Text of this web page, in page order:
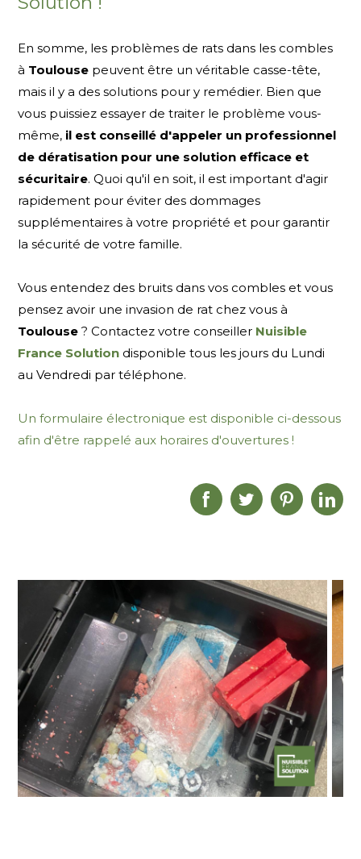
En somme, les problèmes de rats dans les combles
à Toulouse peuvent être un véritable casse-tête,
mais il y a des solutions pour y remédier. Bien que
vous puissiez essayer de traiter le problème vous-
même, il est conseillé d'appeler un professionnel
de dératisation pour une solution efficace et
sécuritaire. Quoi qu'il en soit, il est important d'agir
rapidement pour éviter des dommages
supplémentaires à votre propriété et pour garantir
la sécurité de votre famille.
Vous entendez des bruits dans vos combles et vous
pensez avoir une invasion de rat chez vous à
Toulouse ? Contactez votre conseiller Nuisible
France Solution disponible tous les jours du Lundi
au Vendredi par téléphone.
Un formulaire électronique est disponible ci-dessous
afin d'être rappelé aux horaires d'ouvertures !